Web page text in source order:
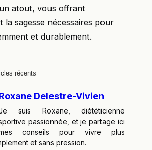
atout, vous offrant
la sagesse nécessaires pour
et durablement.
récents
Delestre-Vivien
suis Roxane, diététicienne
passionnée, et je partage ici
conseils pour vivre plus
et sans pression.